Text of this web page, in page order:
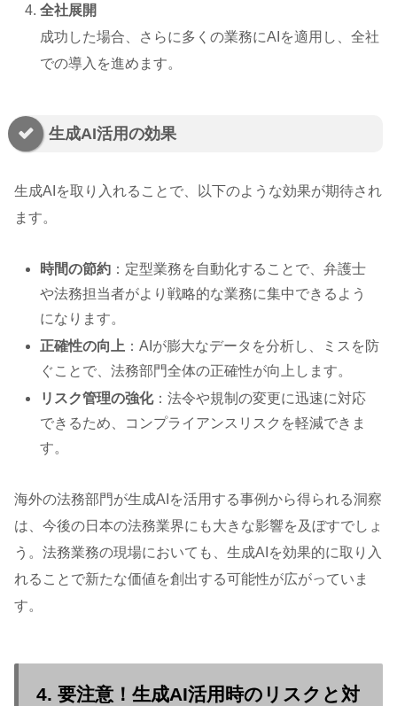
全社展開
成功した場合、さらに多くの業務にAIを適用し、全社
での導入を進めます。
生成AI活用の効果
生成AIを取り入れることで、以下のような効果が期待され
ます。
時間の節約 ：定型業務を自動化することで、弁護士
や法務担当者がより戦略的な業務に集中できるよう
になります。
正確性の向上 ：AIが膨大なデータを分析し、ミスを防
ぐことで、法務部門全体の正確性が向上します。
リスク管理の強化：法令や規制の変更に迅速に対応
できるため、コンプライアンスリスクを軽減できま
す。
海外の法務部門が生成AIを活用する事例から得られる洞察
は、今後の日本の法務業界にも大きな影響を及ぼすでしょ
う。法務業務の現場においても、生成AIを効果的に取り入
れることで新たな価値を創出する可能性が広がっていま
す。
4. 要注意！生成AI活用時のリスクと対